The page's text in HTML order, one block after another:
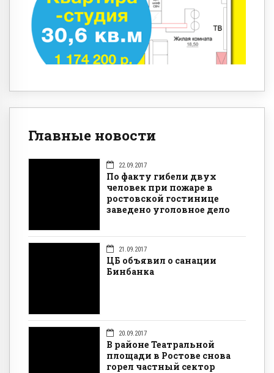
Главные новости
22.09.2017
По факту гибели двух
человек при пожаре в
ростовской гостинице
заведено уголовное дело
21.09.2017
ЦБ объявил о санации
Бинбанка
20.09.2017
В районе Театральной
площади в Ростове снова
горел частный сектор